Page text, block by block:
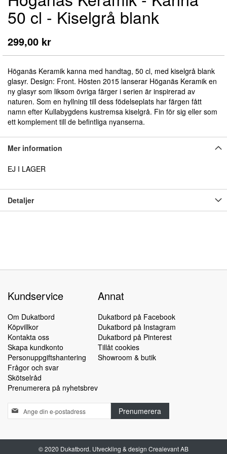
50 cl - Kiselgrå blank
299,00 kr
Höganäs Keramik kanna med handtag, 50 cl, med kiselgrå blank
glasyr. Design: Front. Hösten 2015 lanserar Höganäs Keramik en
ny glasyr som liksom övriga färger i serien är inspirerad av
naturen. Som en hyllning till dess födelseplats har färgen fått
namn efter Kullabygdens kustremsa kiselgrå. Fin för sig eller som
ett komplement till de befintliga nyanserna.
till
början
av
bildgalleriet
Mer information
EJ I LAGER
Detaljer
Kundservice
Om Dukatbord
Köpvillkor
Kontakta oss
Skapa kundkonto
Personuppgiftshantering
Frågor och svar
Skötselråd
Prenumerera på nyhetsbrev
Annat
Dukatbord på Facebook
Dukatbord på Instagram
Dukatbord på Pinterest
Tillåt cookies
Showroom & butik
Sign
Up
Our
Newsletter:
Prenumerera
© 2020 Dukatbord. Utveckling & design Crealevant AB